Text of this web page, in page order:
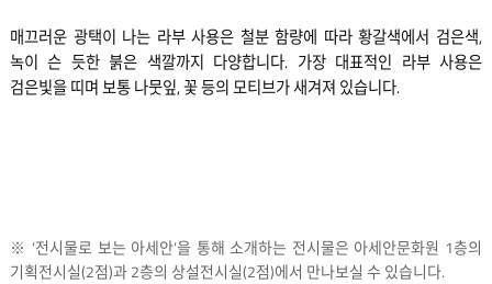
매끄러운 광택이 나는 라부 사용은 철분 함량에 따라 황갈색에서 검은색,
녹이 슨 듯한 붉은 색깔까지 다양합니다. 가장 대표적인 라부 사용은
검은빛을 띠며 보통 나뭇잎, 꽃 등의 모티브가 새겨져 있습니다.
※ ‘전시물로 보는 아세안’을 통해 소개하는 전시물은 아세안문화원 1층의
기획전시실(2점)과 2층의 상설전시실(2점)에서 만나보실 수 있습니다.